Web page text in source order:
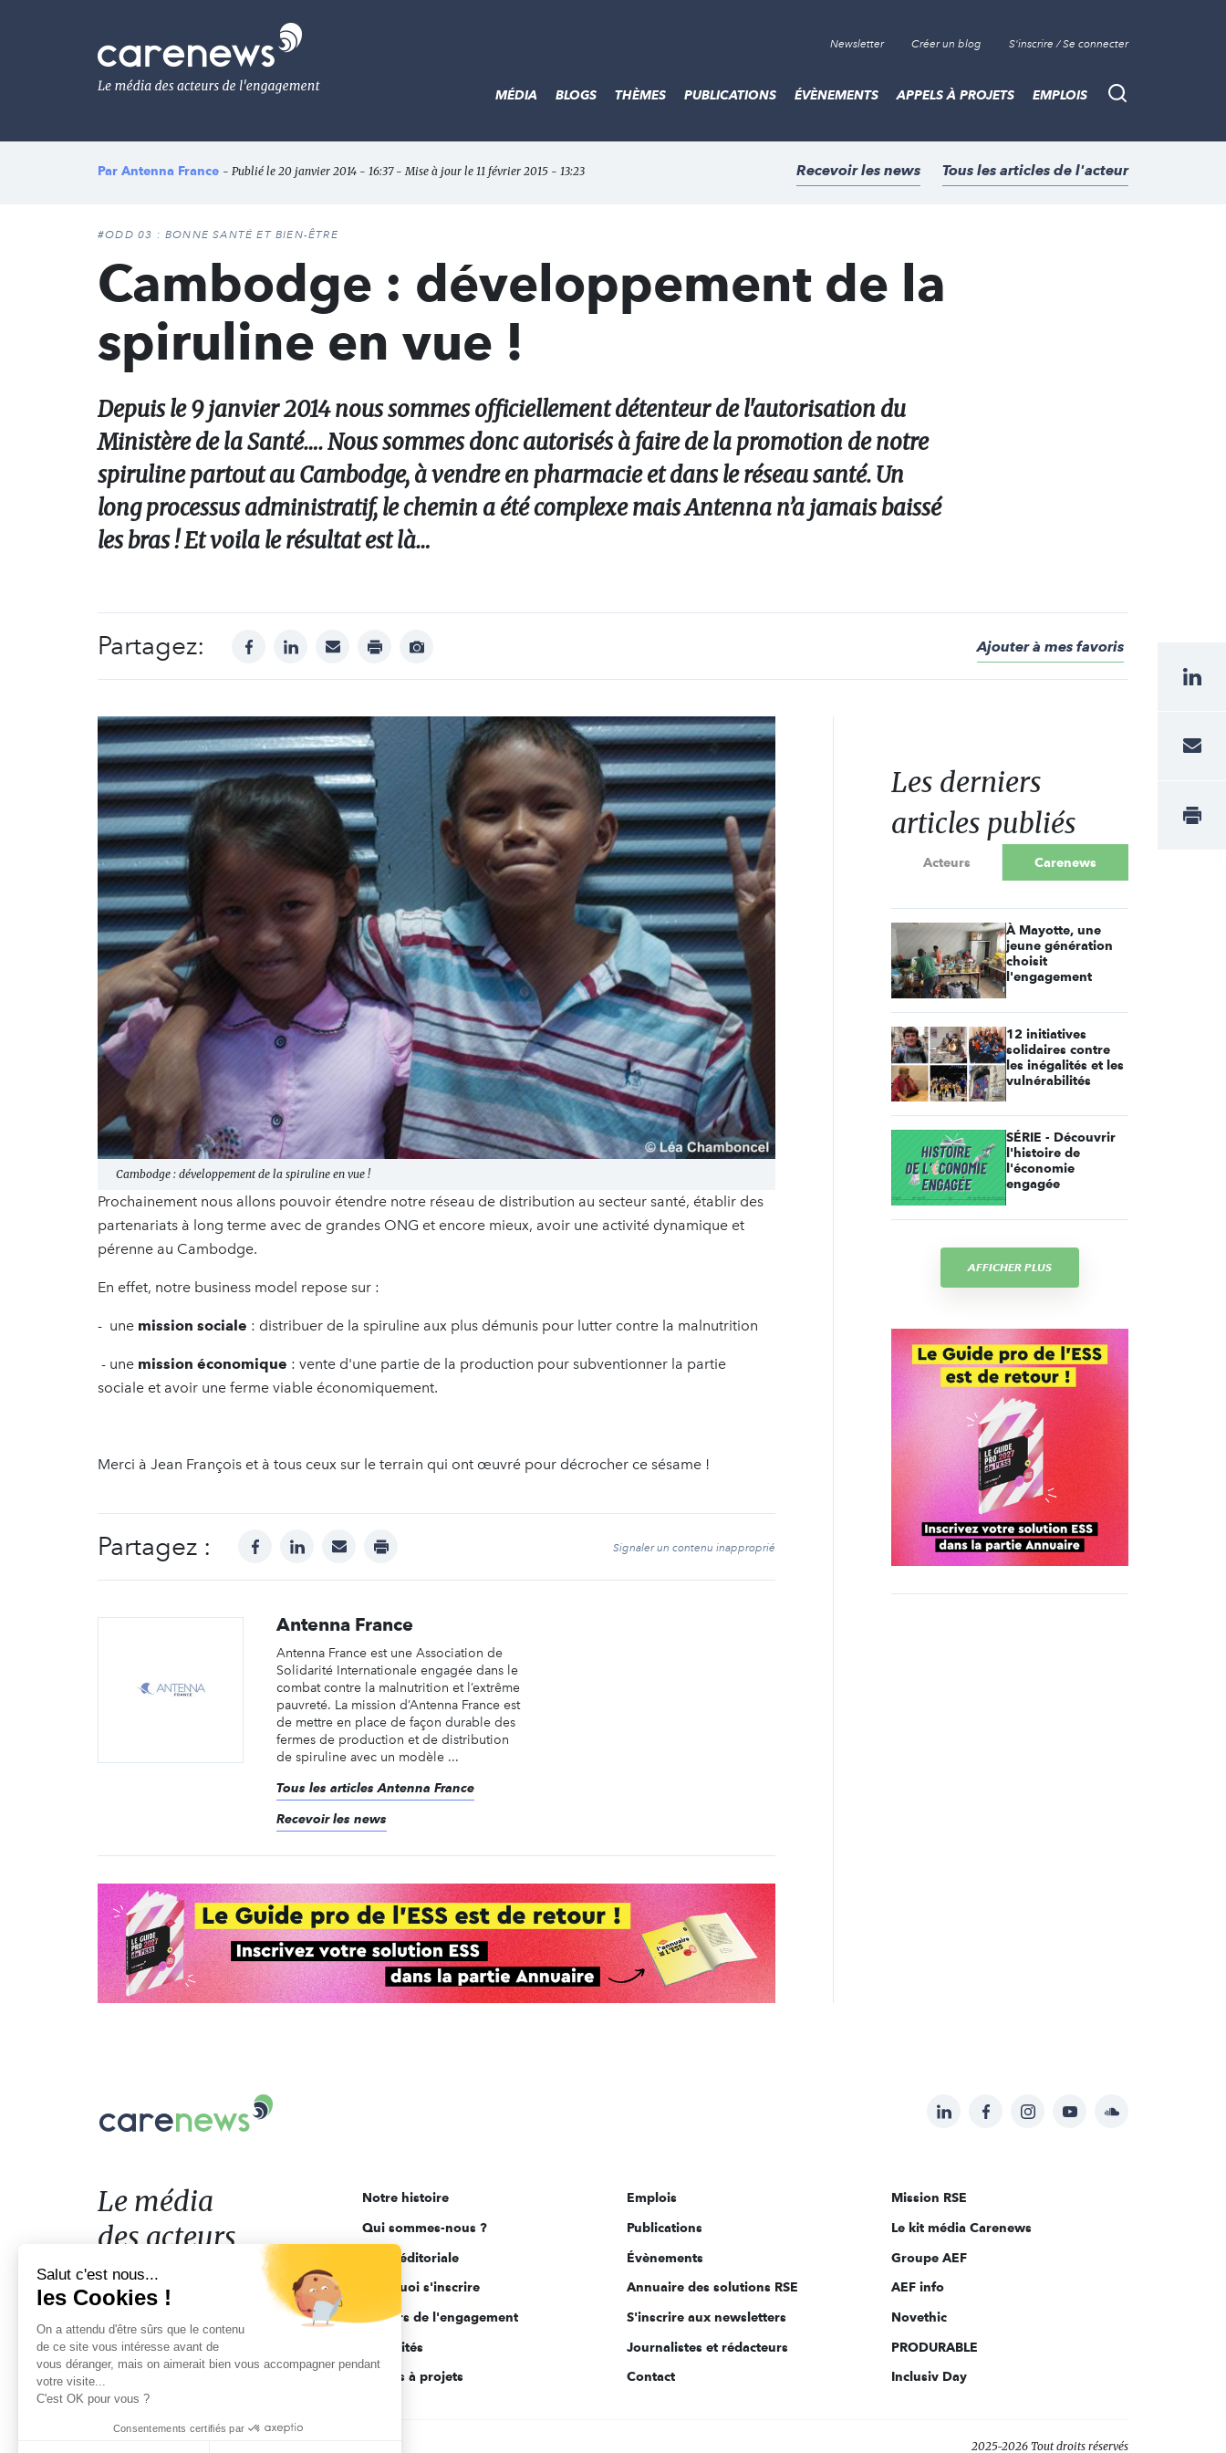
Le
média
de
l'engagement
Newsletter Créer un blog S'inscrire / Se connecter
Recherche
MÉDIA BLOGS THÈMES PUBLICATIONS ÉVÈNEMENTS APPELS À PROJETS EMPLOIS
Par Antenna France - Publié le 20 janvier 2014 - 16:37 - Mise à jour le 11 février 2015 - 13:23 Recevoir les news Tous les articles de l'acteur
#ODD 03 : BONNE SANTÉ ET BIEN-ÊTRE
Cambodge : développement de la
spiruline en vue !
Depuis le 9 janvier 2014 nous sommes officiellement détenteur de l'autorisation du
Ministère de la Santé…. Nous sommes donc autorisés à faire de la promotion de notre
spiruline partout au Cambodge, à vendre en pharmacie et dans le réseau santé. Un
long processus administratif, le chemin a été complexe mais Antenna n’a jamais baissé
les bras ! Et voila le résultat est là…
Partagez: facebooklinkedinmail print
Afficher
Ajouter à mes favoris
Cambodge : développement de la spiruline en vue !
Prochainement nous allons pouvoir étendre notre réseau de distribution au secteur santé, établir des
partenariats à long terme avec de grandes ONG et encore mieux, avoir une activité dynamique et
pérenne au Cambodge.
En effet, notre business model repose sur :
- une mission sociale : distribuer de la spiruline aux plus démunis pour lutter contre la malnutrition
- une mission économique : vente d'une partie de la production pour subventionner la partie
sociale et avoir une ferme viable économiquement.
Merci à Jean François et à tous ceux sur le terrain qui ont œuvré pour décrocher ce sésame !
Partagez : facebooklinkedinmail print Signaler un contenu inapproprié
Antenna France
Antenna France est une Association de
Solidarité Internationale engagée dans le
combat contre la malnutrition et l’extrême
pauvreté. La mission d’Antenna France est
de mettre en place de façon durable des
fermes de production et de distribution
de spiruline avec un modèle ...
Tous les articles Antenna France
Recevoir les news
Les derniers
articles publiés
Acteurs Carenews
À Mayotte, une
jeune génération
choisit
l'engagement
12 initiatives
solidaires contre
les inégalités et les
vulnérabilités
SÉRIE - Découvrir
l'histoire de
l'économie
engagée
AFFICHER PLUS
Suivez-
sur:
LinkedInFacebookInstagramYouTubeSoundcloud
Le
acteurs
de
l'engagement
Le média
des acteurs
de l'engagement
Notre histoire
Qui sommes-nous ?
Ligne éditoriale
Pourquoi s'inscrire
Acteurs de l'engagement
Actualités
Appels à projets
Emplois
Publications
Évènements
Annuaire des solutions RSE
S'inscrire aux newsletters
Journalistes et rédacteurs
Contact
Mission RSE
Le kit média Carenews
Groupe AEF
AEF info
Novethic
PRODURABLE
Inclusiv Day
2025-2026 Tout droits réservés
Salut c'est nous...
les Cookies !
On a attendu d'être sûrs que le contenu
de ce site vous intéresse avant de
vous déranger, mais on aimerait bien vous accompagner pendant
votre visite...
C'est OK pour vous ?
Consentements certifiés par